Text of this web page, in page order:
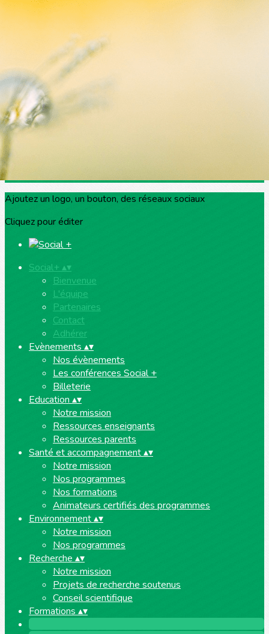
Exporter les lignes sélectionnées
Exporter toutes les colonnes
Exporter uniquement les colonnes affichées
Menu
<
>
Bienvenue
Ajoutez un logo, un bouton, des réseaux sociaux
Cliquez pour éditer
Social+ ▴▾
Bienvenue
L'équipe
Partenaires
Contact
Adhérer
Evènements ▴▾
Nos évènements
Les conférences Social +
Billeterie
Education ▴▾
Notre mission
Ressources enseignants
Ressources parents
Santé et accompagnement▴▾
Notre mission
Nos programmes
Nos formations
Animateurs certifiés des programmes
Environnement▴▾
Notre mission
Nos programmes
Recherche ▴▾
Notre mission
Projets de recherche soutenus
Conseil scientifique
Formations ▴▾